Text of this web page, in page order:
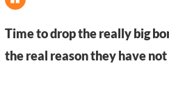
Time to drop the really big
the real reason they have